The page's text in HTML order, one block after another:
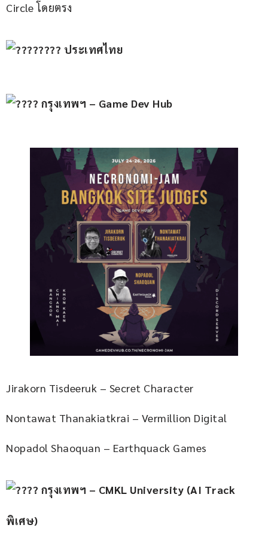
Circle โดยตรง
ประเทศไทย
กรุงเทพฯ – Game Dev Hub
Jirakorn Tisdeeruk – Secret Character
Nontawat Thanakiatkrai – Vermillion Digital
Nopadol Shaoquan – Earthquack Games
กรุงเทพฯ – CMKL University (AI Track
พิเศษ)